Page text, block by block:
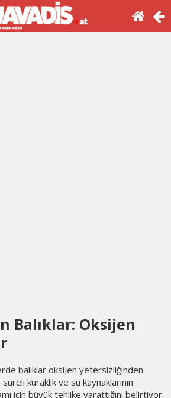
Balıklar: Oksijen
balıklar oksijen yetersizliğinden
kuraklık ve su kaynaklarının
için büyük tehlike yarattığını belirtiyor.